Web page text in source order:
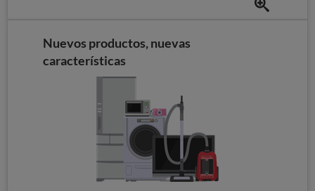
Nuevos productos, nuevas
características